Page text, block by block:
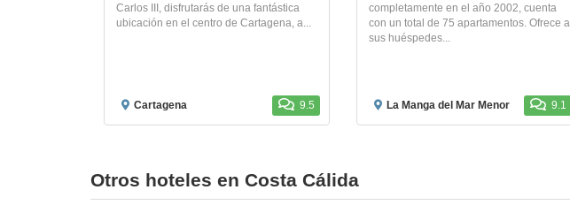
Carlos III, disfrutarás de una fantástica
ubicación en el centro de Cartagena, a...
Cartagena 9.5
completamente en el año 2002, cuenta
con un total de 75 apartamentos. Ofrece a
sus huéspedes...
La Manga del Mar Menor 9.1
Otros hoteles en Costa Cálida